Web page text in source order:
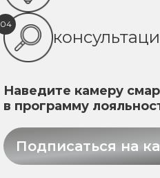
04
Наведите камеру
в программу
Подписаться на